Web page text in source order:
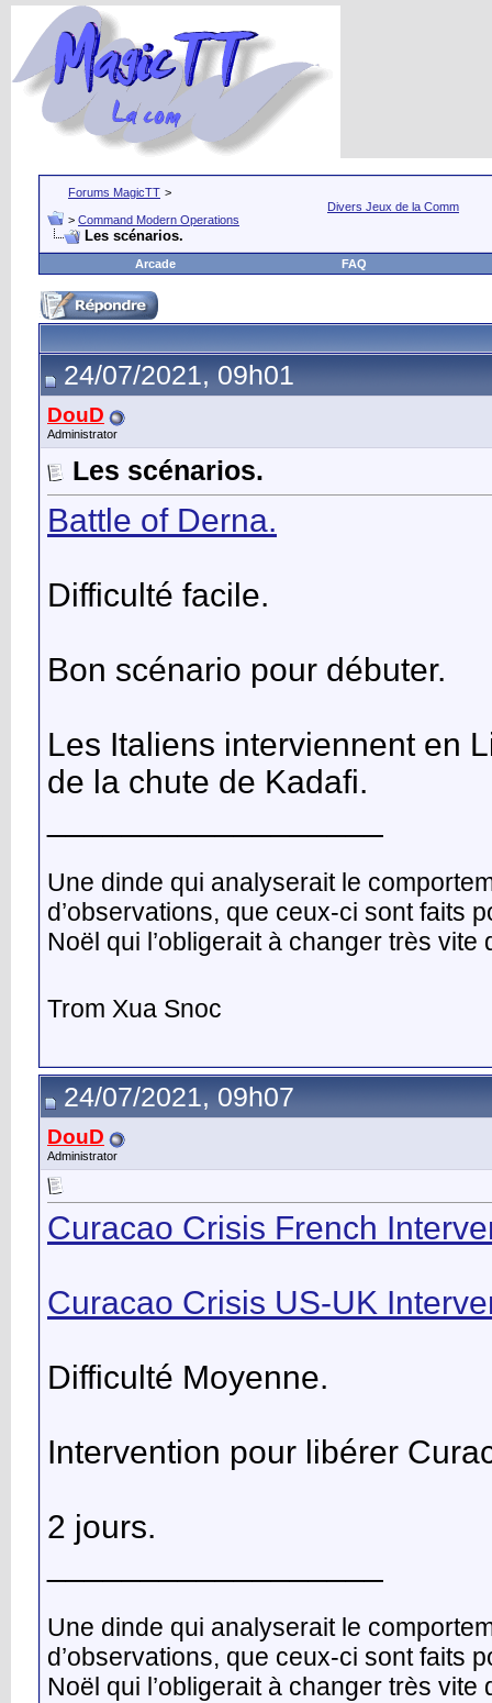
Forums MagicTT >
Divers Jeux de la Comm
> Command Modern Operations
Les scénarios.
Arcade FAQ
24/07/2021, 09h01
DouD
Administrator
Les scénarios.
Battle of Derna.
Difficulté facile.
Bon scénario pour débuter.
Les Italiens interviennent en
de la chute de Kadafi.
Une dinde qui analyserait le
d’observations, que ceux-ci sont faits
Noël qui l’obligerait à changer très
Trom Xua Snoc
24/07/2021, 09h07
DouD
Administrator
Curacao Crisis French
Curacao Crisis US-UK
Difficulté Moyenne.
Intervention pour libérer
2 jours.
Une dinde qui analyserait le
d’observations, que ceux-ci sont faits
Noël qui l’obligerait à changer très